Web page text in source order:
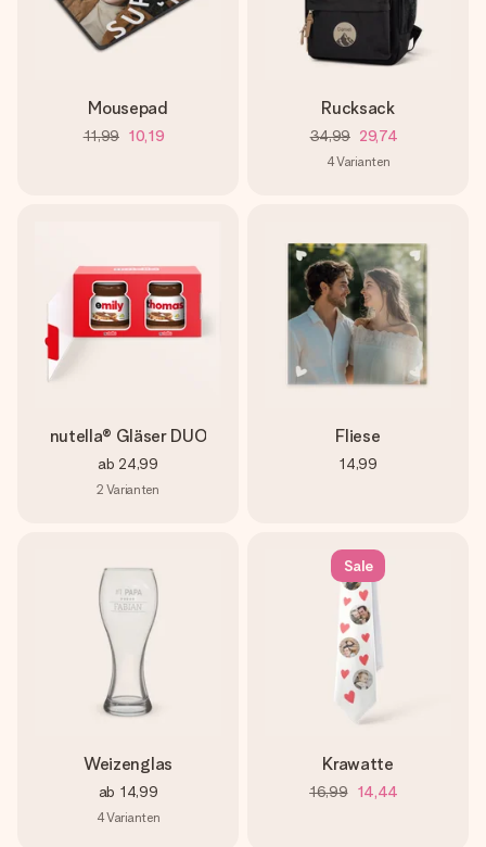
Mousepad
11,99 10,19
Rucksack
34,99 29,74
4Varianten
nutella® Gläser DUO
ab 24,99
2 Varianten
Fliese
14,99
Weizenglas
ab 14,99
4Varianten
Sale
Krawatte
16,99 14,44